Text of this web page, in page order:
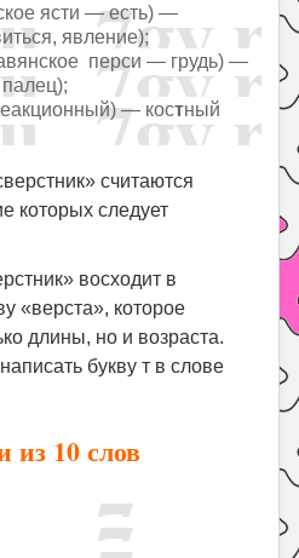
ясти — есть) —
явление);
перси — грудь) —
— костный
считаются
которых следует
восходит в
«верста», которое
длины, но и возраста.
букву т в слове
из 10 слов